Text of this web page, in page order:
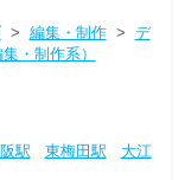
> 編集・制作> デ
・制作系）
駅 東梅田駅
大江